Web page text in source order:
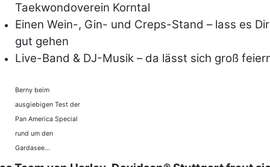
Taekwondoverein Korntal
Einen Wein-, Gin- und Creps-Stand – lass es Dir
gut gehen
Live-Band & DJ-Musik – da lässt sich groß
Berny beim
ausgiebigen Test der
Pan America Special
rund um den
Gardasee…